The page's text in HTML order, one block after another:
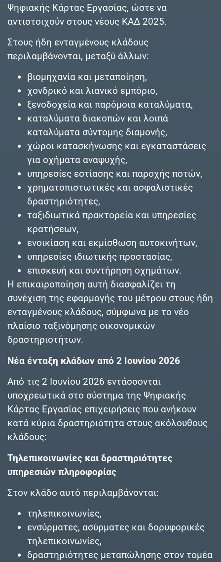
Ψηφιακής Κάρτας Εργασίας, ώστε να
αντιστοιχούν στους νέους ΚΑΔ 2025.
Στους ήδη ενταγμένους κλάδους
περιλαμβάνονται, μεταξύ άλλων:
βιομηχανία και μεταποίηση,
χονδρικό και λιανικό εμπόριο,
ξενοδοχεία και παρόμοια καταλύματα,
καταλύματα διακοπών και λοιπά
καταλύματα σύντομης διαμονής,
χώροι κατασκήνωσης και εγκαταστάσεις
για οχήματα αναψυχής,
υπηρεσίες εστίασης και παροχής ποτών,
χρηματοπιστωτικές και ασφαλιστικές
δραστηριότητες,
ταξιδιωτικά πρακτορεία και υπηρεσίες
κρατήσεων,
ενοικίαση και εκμίσθωση αυτοκινήτων,
υπηρεσίες ιδιωτικής προστασίας,
επισκευή και συντήρηση οχημάτων.
Η επικαιροποίηση αυτή διασφαλίζει τη
συνέχιση της εφαρμογής του μέτρου στους ήδη
ενταγμένους κλάδους, σύμφωνα με το νέο
πλαίσιο ταξινόμησης οικονομικών
δραστηριοτήτων.
Νέα ένταξη κλάδων από 2 Ιουνίου 2026
Από τις 2 Ιουνίου 2026 εντάσσονται
υποχρεωτικά στο σύστημα της Ψηφιακής
Κάρτας Εργασίας επιχειρήσεις που ανήκουν
κατά κύρια δραστηριότητα στους ακόλουθους
κλάδους:
Τηλεπικοινωνίες και δραστηριότητες
υπηρεσιών πληροφορίας
Στον κλάδο αυτό περιλαμβάνονται:
τηλεπικοινωνίες,
ενσύρματες, ασύρματες και δορυφορικές
τηλεπικοινωνίες,
δραστηριότητες μεταπώλησης στον τομέα